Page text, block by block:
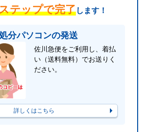
テップで完了します！
分パソコンの発送
佐川急便をご利用し、着払
い（送料無料）でお送りく
ださい。
詳しくはこちら